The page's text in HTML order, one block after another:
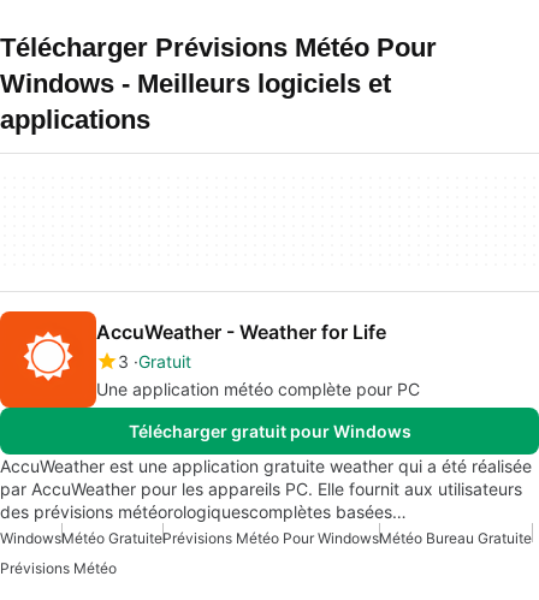
Télécharger Prévisions Météo Pour
Windows - Meilleurs logiciels et
applications
AccuWeather - Weather for Life
3 Gratuit
Une application météo complète pour PC
Télécharger gratuit pour Windows
AccuWeather est une application gratuite weather qui a été réalisée
par AccuWeather pour les appareils PC. Elle fournit aux utilisateurs
des prévisions météorologiquescomplètes basées…
WindowsMétéo GratuitePrévisions Météo Pour WindowsMétéo Bureau Gratuite
Prévisions Météo